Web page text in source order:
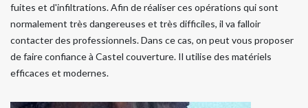
fuites et d'infiltrations. Afin de réaliser ces opérations qui sont
normalement très dangereuses et très difficiles, il va falloir
contacter des professionnels. Dans ce cas, on peut vous proposer
de faire confiance à Castel couverture. Il utilise des matériels
efficaces et modernes.